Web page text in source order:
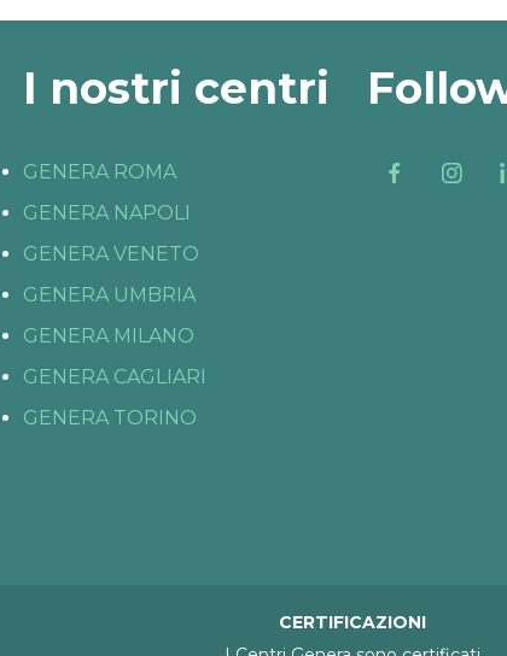
I nostri centri
GENERA ROMA
GENERA NAPOLI
GENERA VENETO
GENERA UMBRIA
GENERA MILANO
GENERA CAGLIARI
GENERA TORINO
CERTIFICAZIONI